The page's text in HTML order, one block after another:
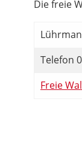
Die freie
Telefon
Freie